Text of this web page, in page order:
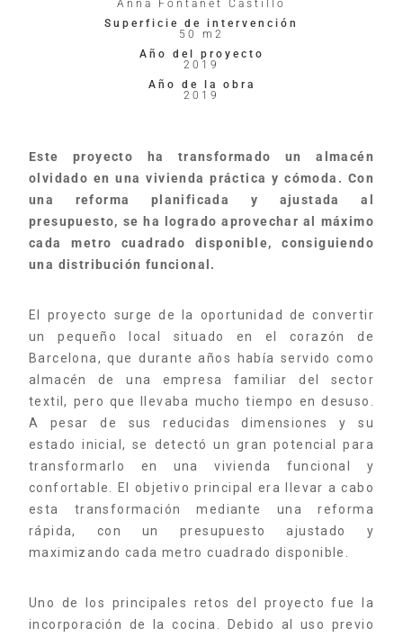
Anna Fontanet Castillo
Superficie de intervención
50 m2
Año del proyecto
2019
Año de la obra
2019
Este proyecto ha transformado un almacén
olvidado en una vivienda práctica y cómoda. Con
una reforma planificada y ajustada al
presupuesto, se ha logrado aprovechar al máximo
cada metro cuadrado disponible, consiguiendo
una distribución funcional.
El proyecto surge de la oportunidad de convertir
un pequeño local situado en el corazón de
Barcelona, que durante años había servido como
almacén de una empresa familiar del sector
textil, pero que llevaba mucho tiempo en desuso.
A pesar de sus reducidas dimensiones y su
estado inicial, se detectó un gran potencial para
transformarlo en una vivienda funcional y
confortable. El objetivo principal era llevar a cabo
esta transformación mediante una reforma
rápida, con un presupuesto ajustado y
maximizando cada metro cuadrado disponible.
Uno de los principales retos del proyecto fue la
incorporación de la cocina. Debido al uso previo